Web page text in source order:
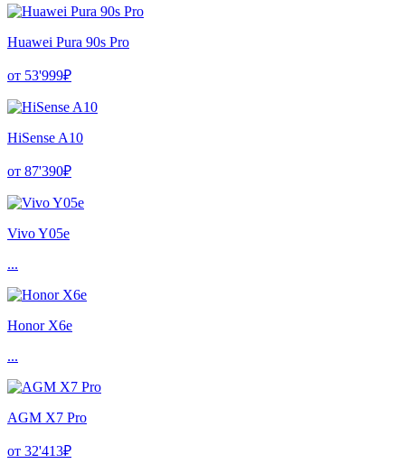
Huawei Pura 90s Pro
от 53'999₽
HiSense A10
от 87'390₽
Vivo Y05e
...
Honor X6e
...
AGM X7 Pro
от 32'413₽